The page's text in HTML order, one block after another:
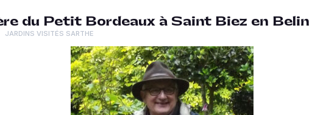
du Petit Bordeaux à Saint Biez en
JARDINS VISITÉS SARTHE